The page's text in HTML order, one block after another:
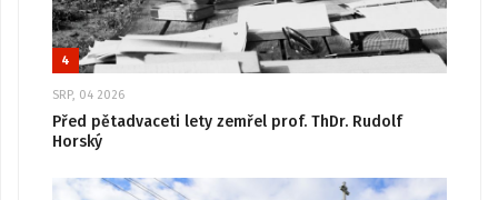
4
SRP, 04 2026
Před pětadvaceti lety zemřel prof. ThDr. Rudolf
Horský